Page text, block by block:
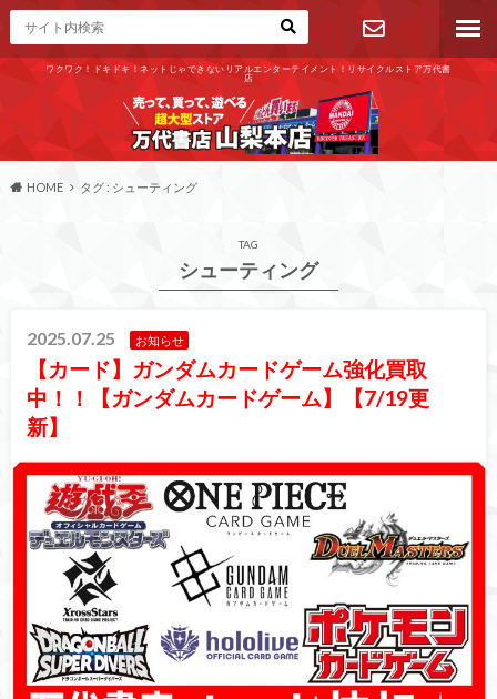
ワクワク！ドキドキ！ネットじゃできないリアルエンターテイメント！リサイクルストア万代書
店
お問い合わ
せ
HOME タグ : シューティング
TAG
シューティング
2025.07.25 お知らせ
【カード】ガンダムカードゲーム強化買取
中！！【ガンダムカードゲーム】【7/19更
新】